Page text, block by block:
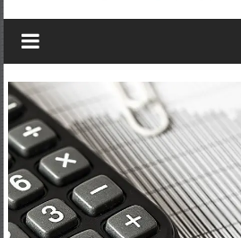
Wochenblatt
die
der
Kanarischen
Inseln